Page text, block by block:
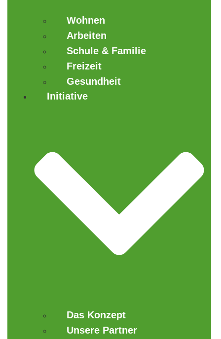
Wohnen
Arbeiten
Schule & Familie
Freizeit
Gesundheit
Initiative
Das Konzept
Unsere Partner